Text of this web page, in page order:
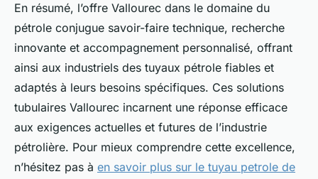
En résumé, l’offre Vallourec dans le domaine du
pétrole conjugue savoir-faire technique, recherche
innovante et accompagnement personnalisé, offrant
ainsi aux industriels des tuyaux pétrole fiables et
adaptés à leurs besoins spécifiques. Ces solutions
tubulaires Vallourec incarnent une réponse efficace
aux exigences actuelles et futures de l’industrie
pétrolière. Pour mieux comprendre cette excellence,
n’hésitez pas à en savoir plus sur le tuyau petrole de